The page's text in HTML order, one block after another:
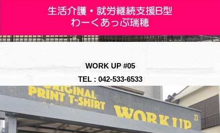
WORK UP #05
TEL : 042-533-6533